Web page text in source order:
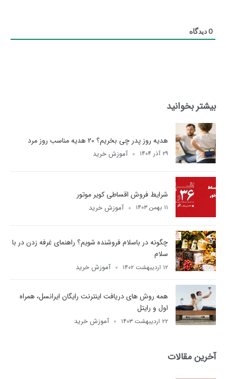
0دیدگاه
بیشتر بخوانید
هدیه روز پدر چی بخریم؟ 20 هدیه مناسب روز مرد
۲۹ آذر ۱۴۰۴ آموزش خرید
شرایط فروش اقساطی کویر موتور
۱۱ بهمن ۱۴۰۳ آموزش خرید
چگونه در باسلام فروشنده شویم؟ راهنمای غرفه زدن در با
سلام
۱۲ اردیبهشت ۱۴۰۲ آموزش خرید
همه روش های دریافت اینترنت رایگان ایرانسل، همراه
اول و رایتل
۲۲ اردیبهشت ۱۴۰۳ آموزش خرید
آخرین مقالات